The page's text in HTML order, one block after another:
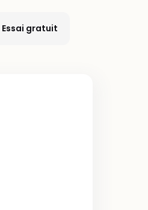
Essai gratuit